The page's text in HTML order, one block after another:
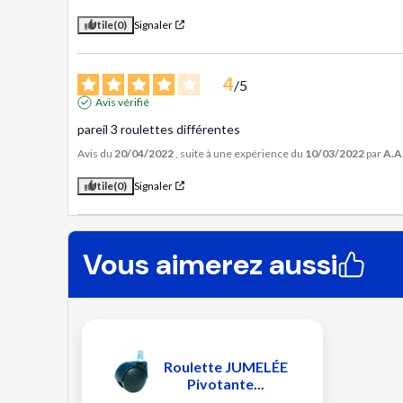
Utile(0) Signaler
4/5
Avis vérifié
pareil 3 roulettes différentes
Avis du 20/04/2022 , suite à une expérience du 10/03/2022 par
Utile(0) Signaler
Vous aimerez aussi
Roulette JUMELÉE
Pivotante...